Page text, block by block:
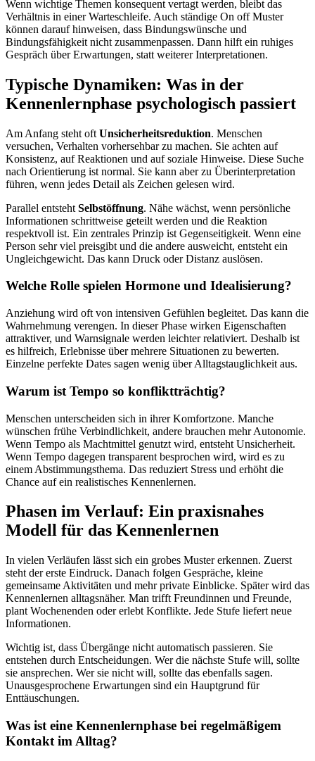
Wenn wichtige Themen konsequent vertagt werden, bleibt das
Verhältnis in einer Warteschleife. Auch ständige On off Muster
können darauf hinweisen, dass Bindungswünsche und
Bindungsfähigkeit nicht zusammenpassen. Dann hilft ein ruhiges
Gespräch über Erwartungen, statt weiterer Interpretationen.
Typische Dynamiken: Was in der
Kennenlernphase psychologisch passiert
Am Anfang steht oft Unsicherheitsreduktion. Menschen
versuchen, Verhalten vorhersehbar zu machen. Sie achten auf
Konsistenz, auf Reaktionen und auf soziale Hinweise. Diese Suche
nach Orientierung ist normal. Sie kann aber zu Überinterpretation
führen, wenn jedes Detail als Zeichen gelesen wird.
Parallel entsteht Selbstöffnung. Nähe wächst, wenn persönliche
Informationen schrittweise geteilt werden und die Reaktion
respektvoll ist. Ein zentrales Prinzip ist Gegenseitigkeit. Wenn eine
Person sehr viel preisgibt und die andere ausweicht, entsteht ein
Ungleichgewicht. Das kann Druck oder Distanz auslösen.
Welche Rolle spielen Hormone und Idealisierung?
Anziehung wird oft von intensiven Gefühlen begleitet. Das kann die
Wahrnehmung verengen. In dieser Phase wirken Eigenschaften
attraktiver, und Warnsignale werden leichter relativiert. Deshalb ist
es hilfreich, Erlebnisse über mehrere Situationen zu bewerten.
Einzelne perfekte Dates sagen wenig über Alltagstauglichkeit aus.
Warum ist Tempo so konfliktträchtig?
Menschen unterscheiden sich in ihrer Komfortzone. Manche
wünschen frühe Verbindlichkeit, andere brauchen mehr Autonomie.
Wenn Tempo als Machtmittel genutzt wird, entsteht Unsicherheit.
Wenn Tempo dagegen transparent besprochen wird, wird es zu
einem Abstimmungsthema. Das reduziert Stress und erhöht die
Chance auf ein realistisches Kennenlernen.
Phasen im Verlauf: Ein praxisnahes
Modell für das Kennenlernen
In vielen Verläufen lässt sich ein grobes Muster erkennen. Zuerst
steht der erste Eindruck. Danach folgen Gespräche, kleine
gemeinsame Aktivitäten und mehr private Einblicke. Später wird das
Kennenlernen alltagsnäher. Man trifft Freundinnen und Freunde,
plant Wochenenden oder erlebt Konflikte. Jede Stufe liefert neue
Informationen.
Wichtig ist, dass Übergänge nicht automatisch passieren. Sie
entstehen durch Entscheidungen. Wer die nächste Stufe will, sollte
sie ansprechen. Wer sie nicht will, sollte das ebenfalls sagen.
Unausgesprochene Erwartungen sind ein Hauptgrund für
Enttäuschungen.
Was ist eine Kennenlernphase bei regelmäßigem
Kontakt im Alltag?